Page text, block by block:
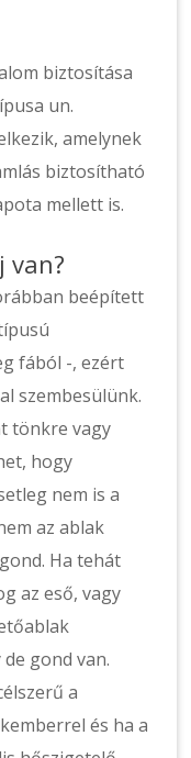
biztosítása
un.
amelynek
biztosítható
mellett is.
van?
beépített
fából -, ezért
szembesülünk.
tönkre vagy
hogy
nem is a
az ablak
Ha tehát
az eső, vagy
gond van.
a
és ha a